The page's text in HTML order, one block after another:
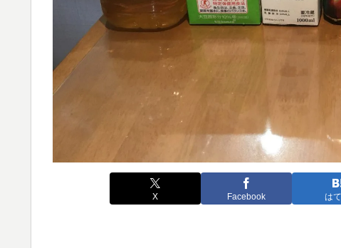
X Facebook は